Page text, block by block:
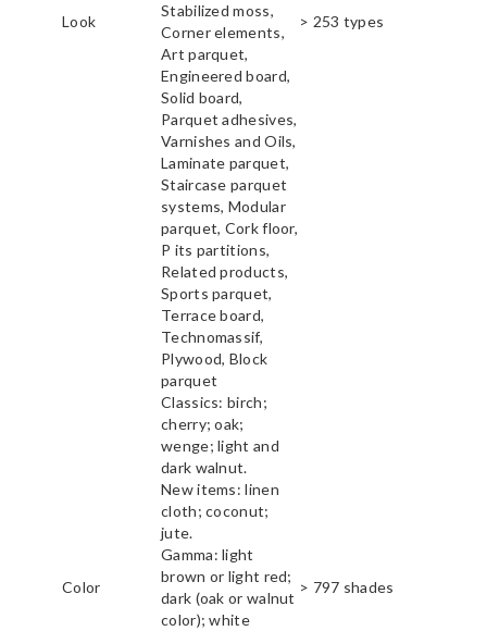
Look
Stabilized moss,
Corner elements,
Art parquet,
Engineered board,
Solid board,
Parquet adhesives,
Varnishes and Oils,
Laminate parquet,
Staircase parquet
systems, Modular
parquet, Cork floor,
P its partitions,
Related products,
Sports parquet,
Terrace board,
Technomassif,
Plywood, Block
parquet
> 253 types
Color
Classics: birch;
cherry; oak;
wenge; light and
dark walnut.
New items: linen
cloth; coconut;
jute.
Gamma: light
brown or light red;
dark (oak or walnut
color); white
> 797 shades